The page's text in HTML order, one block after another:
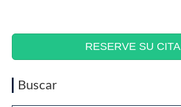
RESERVE SU CITA
Buscar